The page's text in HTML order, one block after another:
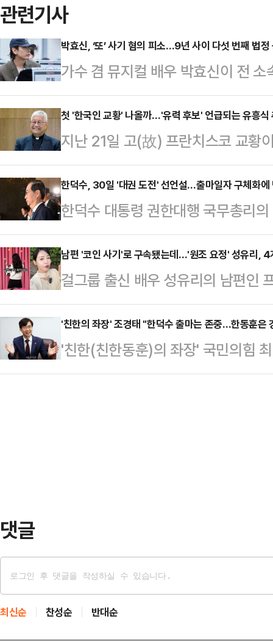
관련기사
박효신, ‘또’ 사기 혐의 피소…9년 사이 다섯 번째 법정
가수 겸 뮤지컬 배우 박효신이 전
일 스포티비뉴스는 최근 박효신이
가중처벌 등에 관한 법률 위반(사
다.보도에 따르면 박효신 전 소속
전 대표 A씨와 글러브엔터 주주들
상대로 고소장을 제출했다.글러브
두 차례 유상증자를 통해 박효신과
다고 밝혔다.고소인들은 “박…
첫 '한국인 교황' 나올까…'유력 후보' 언급되는 유흥
지난 21일 고(故) 프란치스코 교황
라베(교황 비밀투표)'가 다음 달 초
(74) 라자로 추기경이 차기 교황 유
최대 일간지 '코리에레델라세'는
면서 유 추기경 이름을 올리기도 했
건 앞서 1978년 10월 김수환 추기
투표에 참여한 이후 약 47년 만이
한덕수, 30일 '대권 도전' 선언설…출마일자 구체화에
한덕수 대통령 권한대행 국무총리
려졌다. 한 대행은 내주 초중반에
것이라는 관측이다. 더불어민주당
자 "파렴치한 대권 행보" "심판이
치권에 따르면 한덕수 대행은 이달
언하는 방안을 진지하게 검토 중인
람들에게 "정치권 안팎에서 제기되
다"고 토로한 것으…
남편 '코인 사기'로 구속됐는데…'원조 요정' 성유리,
걸그룹 출신 배우 성유리의 남편인
을 대가로 수십억원의 뒷돈을 받은
편 구속 4개월 만에 홈쇼핑으로 복
식 인스타그램에 새 프로그램 론칭
리를 한 청순한 외모의 여성이 뒤돌
'친한의 좌장' 조경태 "한덕수 출마는 존중…한동훈은
'친한(친한동훈)의 좌장' 국민의힘
보의 상승 추세는 당원·지지자들의
댓글
최신순 찬성순 반대순